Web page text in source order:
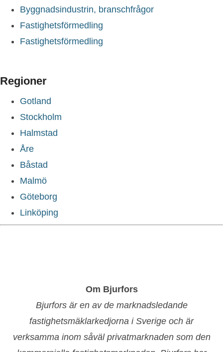
Byggnadsindustrin, branschfrågor
Fastighetsförmedling
Fastighetsförmedling
Regioner
Gotland
Stockholm
Halmstad
Åre
Båstad
Malmö
Göteborg
Linköping
Om Bjurfors
Bjurfors är en av de marknadsledande
fastighetsmäklarkedjorna i Sverige och är
verksamma inom såväl privatmarknaden som den